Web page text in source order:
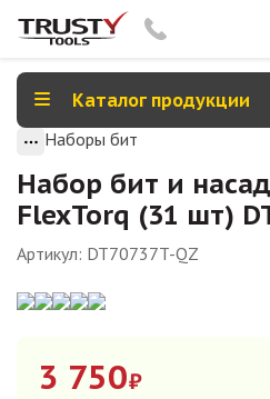
Каталог продукции
Наборы бит
Набор бит и
FlexTorq (31 шт)
Артикул: DT70737T-QZ
3 750₽